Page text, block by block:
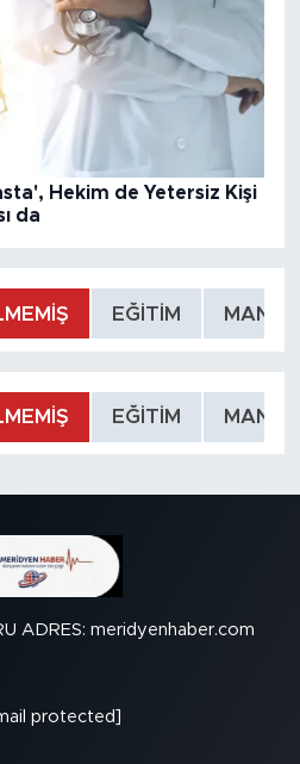
Hekim de Yetersiz Kişi
da
EĞİTİM
EĞİTİM
ADRES: meridyenhaber.com
protected]